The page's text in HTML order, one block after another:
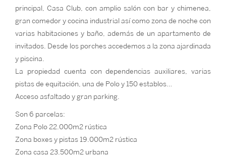
principal, Casa Club, con amplio salón con bar y chimenea,
gran comedor y cocina industrial así como zona de noche con
varias habitaciones y baño, además de un apartamento de
invitados. Desde los porches accedemos a la zona ajardinada
y piscina.
La propiedad cuenta con dependencias auxiliares, varias
pistas de equitación, una de Polo y 150 establos…
Acceso asfaltado y gran parking.
Son 6 parcelas:
Zona Polo 22.000m2 rústica
Zona boxes y pistas 19.000m2 rústica
Zona casa 23.500m2 urbana